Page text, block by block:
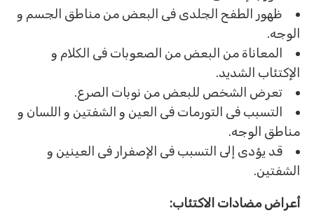
ظهور الطفح الجلدى فى البعض من مناطق الجسم و
الوجه.
المعاناة من البعض من الصعوبات فى الكلام و
الإكتئاب الشديد.
تعرض الشخص للبعض من نوبات الصرع.
التسبب فى التورمات فى العين و الشفتين و اللسان و
مناطق الوجه.
قد يؤدى إلى التسبب فى الإصفرار فى العينين و
الشفتين.
أعراض مضادات الاكتئاب: